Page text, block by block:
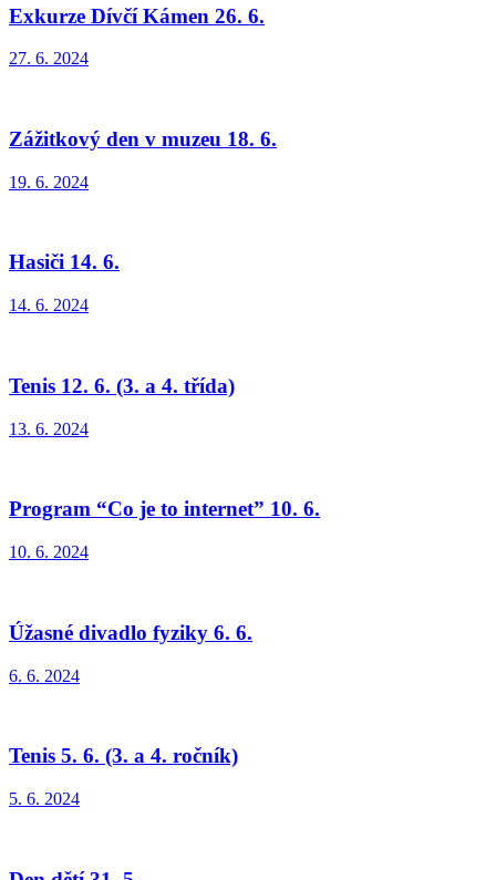
Exkurze Dívčí Kámen 26. 6.
27. 6. 2024
Zážitkový den v muzeu 18. 6.
19. 6. 2024
Hasiči 14. 6.
14. 6. 2024
Tenis 12. 6. (3. a 4. třída)
13. 6. 2024
Program “Co je to internet” 10. 6.
10. 6. 2024
Úžasné divadlo fyziky 6. 6.
6. 6. 2024
Tenis 5. 6. (3. a 4. ročník)
5. 6. 2024